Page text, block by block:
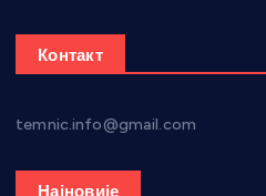
Контакт
temnic.info@gmail.com